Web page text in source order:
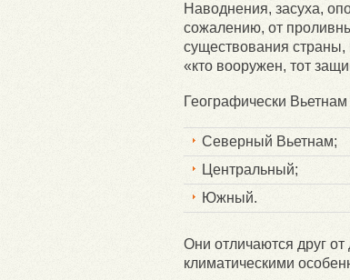
Наводнения, засуха,
сожалению, от
существования страны,
«кто вооружен, тот
Географически
Северный Вьетнам;
Центральный;
Южный.
Они отличаются друг
климатическими